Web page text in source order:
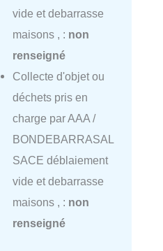
vide et debarrasse
maisons , : non
renseigné
Collecte d'objet ou
déchets pris en
charge par AAA /
BONDEBARRASAL
SACE déblaiement
vide et debarrasse
maisons , : non
renseigné